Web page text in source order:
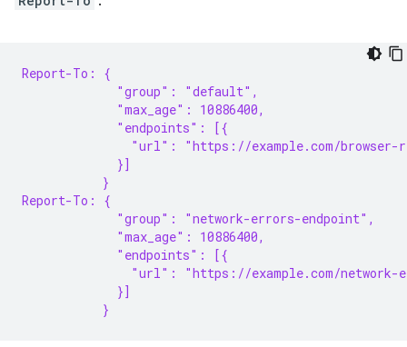
Report-To: {
             "group": "default",
             "max_age": 10886400,
             "endpoints": [{
"url": "https://example.com/browser-
             }]
           }
Report-To: {
             "group": "network-errors-endpoint",
             "max_age": 10886400,
             "endpoints": [{
"url": "https://example.com/network-
             }]
           }